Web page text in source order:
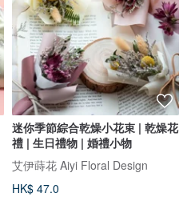
迷你季節綜合乾燥小花束 | 乾燥花
禮 | 生日禮物 | 婚禮小物
艾伊蒔花 Aiyi Floral Design
HK$ 47.0